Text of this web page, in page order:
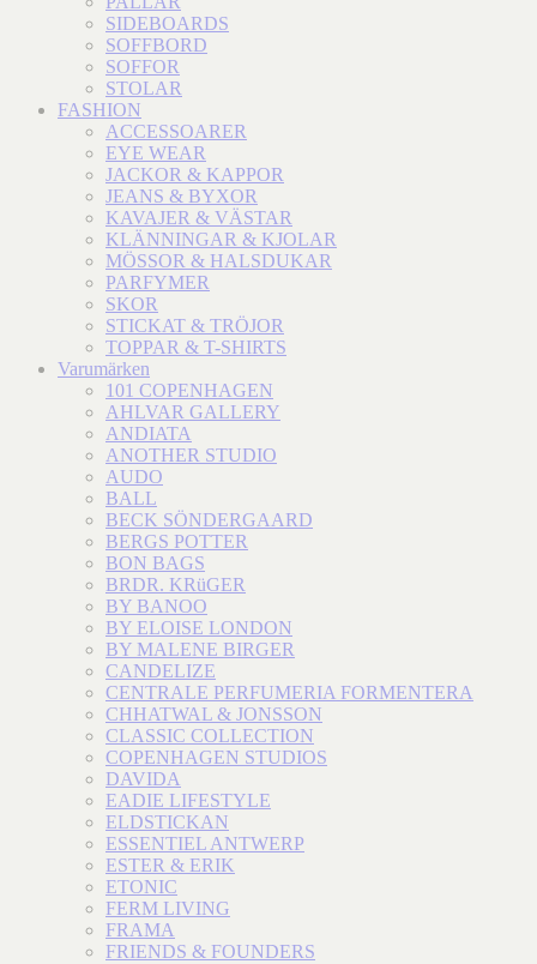
SIDEBOARDS
SOFFBORD
SOFFOR
STOLAR
FASHION
ACCESSOARER
EYE WEAR
JACKOR & KAPPOR
JEANS & BYXOR
KAVAJER & VÄSTAR
KLÄNNINGAR & KJOLAR
MÖSSOR & HALSDUKAR
PARFYMER
SKOR
STICKAT & TRÖJOR
TOPPAR & T-SHIRTS
Varumärken
101 COPENHAGEN
AHLVAR GALLERY
ANDIATA
ANOTHER STUDIO
AUDO
BALL
BECK SÖNDERGAARD
BERGS POTTER
BON BAGS
BRDR. KRüGER
BY BANOO
BY ELOISE LONDON
BY MALENE BIRGER
CANDELIZE
CENTRALE PERFUMERIA FORMENTERA
CHHATWAL & JONSSON
CLASSIC COLLECTION
COPENHAGEN STUDIOS
DAVIDA
EADIE LIFESTYLE
ELDSTICKAN
ESSENTIEL ANTWERP
ESTER & ERIK
ETONIC
FERM LIVING
FRAMA
FRIENDS & FOUNDERS